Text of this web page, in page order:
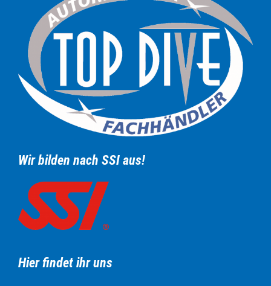
Wir bilden nach SSI aus!
Hier findet ihr uns